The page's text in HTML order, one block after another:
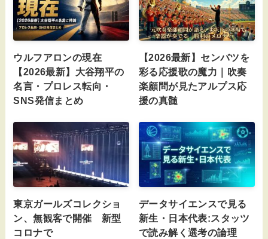
ウルフアロンの現在
【2026最新】大谷翔平の
名言・プロレス転向・
SNS発信まとめ
【2026最新】センバツを
彩る応援歌の魔力｜吹奏
楽顧問が見たアルプス応
援の真髄
東京ガールズコレクショ
ン、無観客で開催 新型
コロナで
データサイエンスで見る
新生・日本代表:スタッツ
で読み解く選考の論理